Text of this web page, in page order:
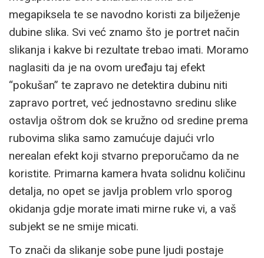
megapiksela te se navodno koristi za bilježenje
dubine slika. Svi već znamo što je portret način
slikanja i kakve bi rezultate trebao imati. Moramo
naglasiti da je na ovom uređaju taj efekt
“pokušan” te zapravo ne detektira dubinu niti
zapravo portret, već jednostavno sredinu slike
ostavlja oštrom dok se kružno od sredine prema
rubovima slika samo zamućuje dajući vrlo
nerealan efekt koji stvarno preporučamo da ne
koristite. Primarna kamera hvata solidnu količinu
detalja, no opet se javlja problem vrlo sporog
okidanja gdje morate imati mirne ruke vi, a vaš
subjekt se ne smije micati.
To znači da slikanje sobe pune ljudi postaje